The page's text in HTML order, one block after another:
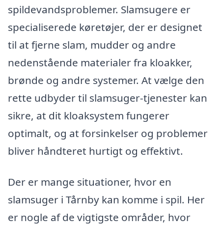
spildevandsproblemer. Slamsugere er
specialiserede køretøjer, der er designet
til at fjerne slam, mudder og andre
nedenstående materialer fra kloakker,
brønde og andre systemer. At vælge den
rette udbyder til slamsuger-tjenester kan
sikre, at dit kloaksystem fungerer
optimalt, og at forsinkelser og problemer
bliver håndteret hurtigt og effektivt.
Der er mange situationer, hvor en
slamsuger i Tårnby kan komme i spil. Her
er nogle af de vigtigste områder, hvor